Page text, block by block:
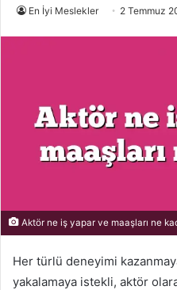
En İyi Meslekler 2 Temmuz
Aktör ne iş yapar ve maaşları ne
Her türlü deneyimi
yakalamaya istekli, aktör